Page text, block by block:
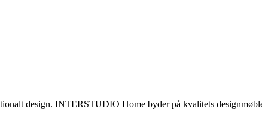
design. INTERSTUDIO Home byder på kvalitets